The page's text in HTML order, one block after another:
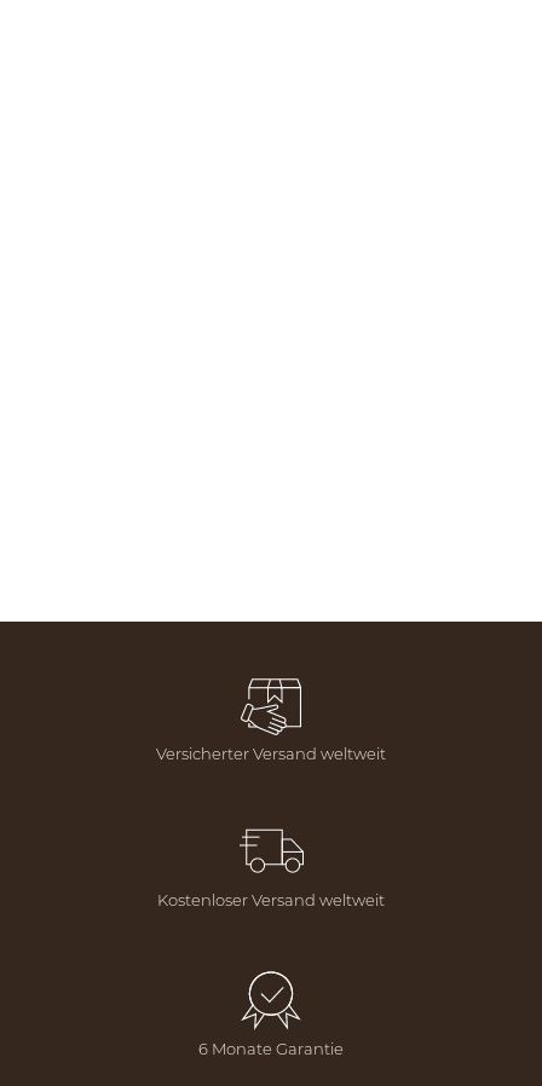
Versicherter Versand weltweit
Kostenloser Versand weltweit
6 Monate Garantie